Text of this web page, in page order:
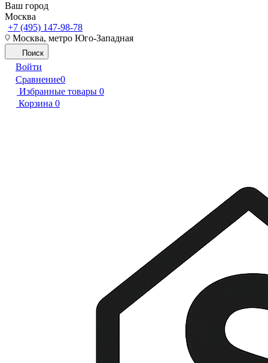
Ваш город
Москва
+7 (495) 147-98-78
Москва, метро Юго-Западная
Поиск
Войти
Сравнение0
Избранные товары 0
Корзина 0